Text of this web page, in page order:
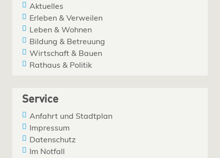
Aktuelles
Erleben & Verweilen
Leben & Wohnen
Bildung & Betreuung
Wirtschaft & Bauen
Rathaus & Politik
Service
Anfahrt und Stadtplan
Impressum
Datenschutz
Im Notfall